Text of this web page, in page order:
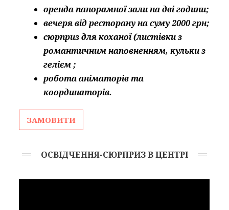
оренда панорамної зали на дві години;
вечеря від ресторану на суму 2000 грн;
сюрприз для коханої (листівки з
романтичним наповненням,кульки з
гелієм ;
робота аніматорів та
координаторів.
ЗАМОВИТИ
ОСВІДЧЕННЯ-СЮРПРИЗ В ЦЕНТРІ